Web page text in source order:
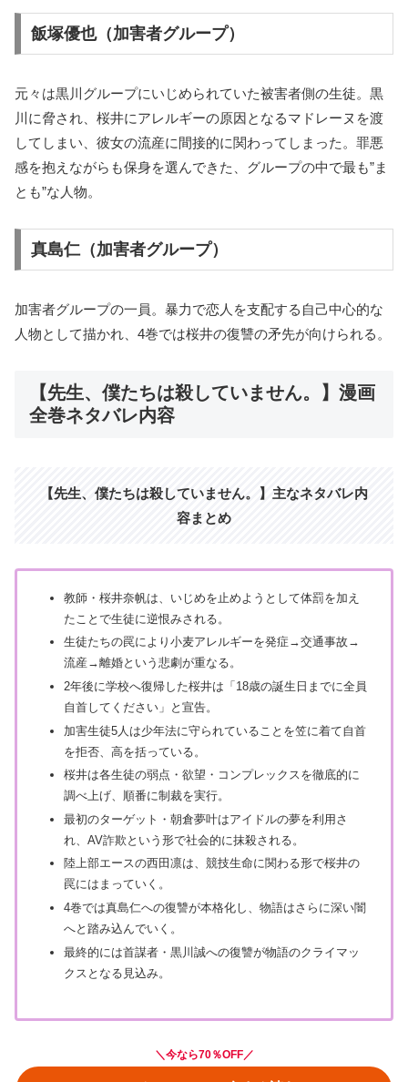
飯塚優也（加害者グループ）
元々は黒川グループにいじめられていた被害者側の生徒。黒
川に脅され、桜井にアレルギーの原因となるマドレーヌを渡
してしまい、彼女の流産に間接的に関わってしまった。罪悪
感を抱えながらも保身を選んできた、グループの中で最も”ま
とも”な人物。
真島仁（加害者グループ）
加害者グループの一員。暴力で恋人を支配する自己中心的な
人物として描かれ、4巻では桜井の復讐の矛先が向けられる。
【先生、僕たちは殺していません。】漫画
全巻ネタバレ内容
【先生、僕たちは殺していません。】主なネタバレ内
容まとめ
教師・桜井奈帆は、いじめを止めようとして体罰を加え
たことで生徒に逆恨みされる。
生徒たちの罠により小麦アレルギーを発症→交通事故→
流産→離婚という悲劇が重なる。
2年後に学校へ復帰した桜井は「18歳の誕生日までに全員
自首してください」と宣告。
加害生徒5人は少年法に守られていることを笠に着て自首
を拒否、高を括っている。
桜井は各生徒の弱点・欲望・コンプレックスを徹底的に
調べ上げ、順番に制裁を実行。
最初のターゲット・朝倉夢叶はアイドルの夢を利用さ
れ、AV詐欺という形で社会的に抹殺される。
陸上部エースの西田凛は、競技生命に関わる形で桜井の
罠にはまっていく。
4巻では真島仁への復讐が本格化し、物語はさらに深い闇
へと踏み込んでいく。
最終的には首謀者・黒川誠への復讐が物語のクライマッ
クスとなる見込み。
＼今なら70％OFF／